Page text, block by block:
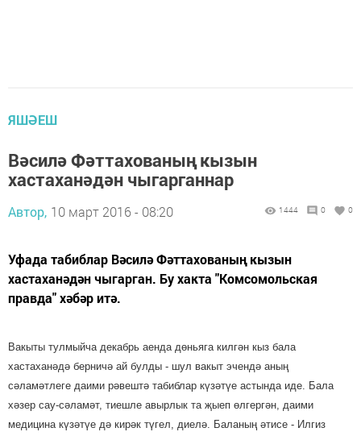
ЯШӘЕШ
Вәсилә Фәттахованың кызын
хастаханәдән чыгарганнар
Автор, 10 март 2016 - 08:20 1444 0 0
Уфада табиблар Вәсилә Фәттахованың кызын
хастаханәдән чыгарган. Бу хакта "Комсомольская
правда" хәбәр итә.
Вакыты тулмыйча декабрь аенда дөньяга килгән кыз бала
хастаханәдә берничә ай булды - шул вакыт эчендә аның
сәламәтлеге даими рәвештә табиблар күзәтүе астында иде. Бала
хәзер сау-сәламәт, тиешле авырлык та җыеп өлгергән, даими
медицина күзәтүе дә кирәк түгел, диелә. Баланың әтисе - Илгиз